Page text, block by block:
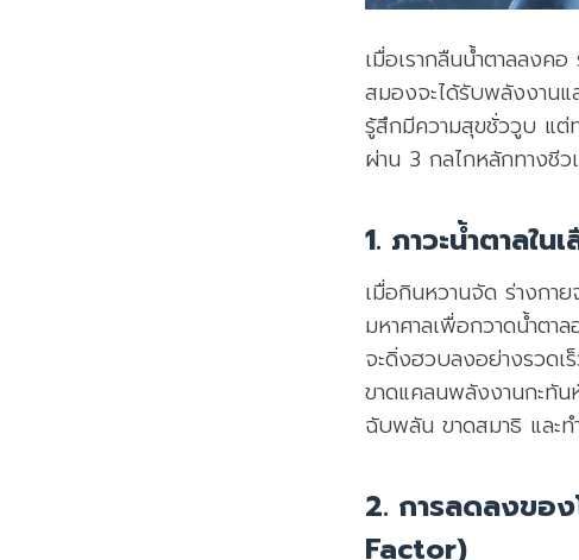
เมื่อเรากลืนน้ำตาลลงค
สมองจะได้รับพลังงานแ
รู้สึกมีความสุขชั่ววูบ แต่
ผ่าน 3 กลไกหลักทางชี
1. ภาวะน้ำตาลใ
เมื่อกินหวานจัด ร่างกา
มหาศาลเพื่อกวาดน้ำตา
จะดิ่งฮวบลงอย่างรวดเ
ขาดแคลนพลังงานกะทั
ฉับพลัน ขาดสมาธิ และท
2. การลดลงขอ
Factor)